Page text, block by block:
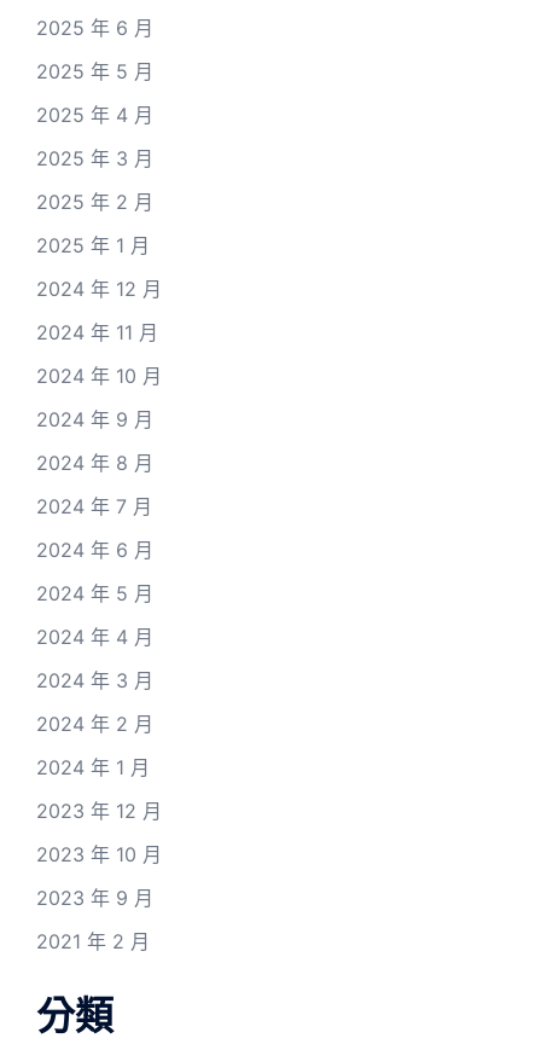
2025 年 6 月
2025 年 5 月
2025 年 4 月
2025 年 3 月
2025 年 2 月
2025 年 1 月
2024 年 12 月
2024 年 11 月
2024 年 10 月
2024 年 9 月
2024 年 8 月
2024 年 7 月
2024 年 6 月
2024 年 5 月
2024 年 4 月
2024 年 3 月
2024 年 2 月
2024 年 1 月
2023 年 12 月
2023 年 10 月
2023 年 9 月
2021 年 2 月
分類